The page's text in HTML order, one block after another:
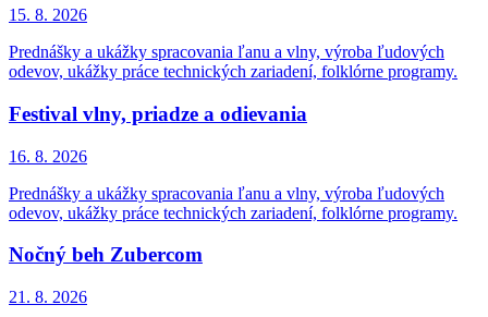
15. 8. 2026
Prednášky a ukážky spracovania ľanu a vlny, výroba ľudových
odevov, ukážky práce technických zariadení, folklórne programy.
Festival vlny, priadze a odievania
16. 8. 2026
Prednášky a ukážky spracovania ľanu a vlny, výroba ľudových
odevov, ukážky práce technických zariadení, folklórne programy.
Nočný beh Zubercom
21. 8. 2026